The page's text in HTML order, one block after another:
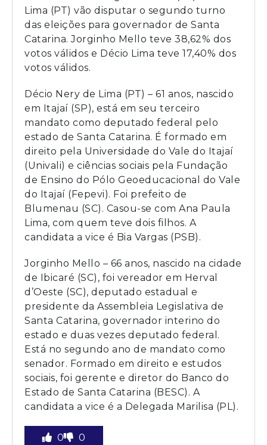
Lima (PT) vão disputar o segundo turno
das eleições para governador de Santa
Catarina. Jorginho Mello teve 38,62% dos
votos válidos e Décio Lima teve 17,40% dos
votos válidos.
Décio Nery de Lima (PT) – 61 anos, nascido
em Itajaí (SP), está em seu terceiro
mandato como deputado federal pelo
estado de Santa Catarina. É formado em
direito pela Universidade do Vale do Itajaí
(Univali) e ciências sociais pela Fundação
de Ensino do Pólo Geoeducacional do Vale
do Itajaí (Fepevi). Foi prefeito de
Blumenau (SC). Casou-se com Ana Paula
Lima, com quem teve dois filhos. A
candidata a vice é Bia Vargas (PSB).
Jorginho Mello – 66 anos, nascido na cidade
de Ibicaré (SC), foi vereador em Herval
d’Oeste (SC), deputado estadual e
presidente da Assembleia Legislativa de
Santa Catarina, governador interino do
estado e duas vezes deputado federal.
Está no segundo ano de mandato como
senador. Formado em direito e estudos
sociais, foi gerente e diretor do Banco do
Estado de Santa Catarina (BESC). A
candidata a vice é a Delegada Marilisa (PL).
0 0